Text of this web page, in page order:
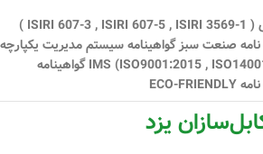
پروانه کاربرد استاندارد اجباری ( ISIRI 607-3 , ISIRI 607-5 , ISIRI 3569-1 )
نامه صنعت سبز گواهینامه سیستم مدیریت یكپارچه
IMS (ISO9001:2015 , ISO14001:2015 , ISO45001:2018) گواهینامه
یزد